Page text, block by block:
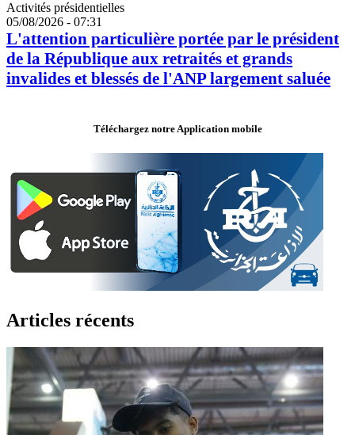
Catégorie
Activités présidentielles
05/08/2026 - 07:31
L'attention particulière portée par le président
de la République aux retraités et grands
invalides et blessés de l'ANP largement saluée
Téléchargez notre Application mobile
Articles récents